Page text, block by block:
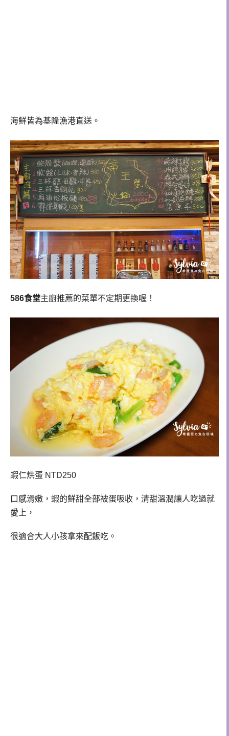
海鮮皆為基隆漁港直送。
586食堂主廚推薦的菜單不定期更換喔！
蝦仁烘蛋 NTD250
口感滑嫩，蝦的鮮甜全部被蛋吸收，清甜溫潤讓人吃過就
愛上，
很適合大人小孩拿來配飯吃。